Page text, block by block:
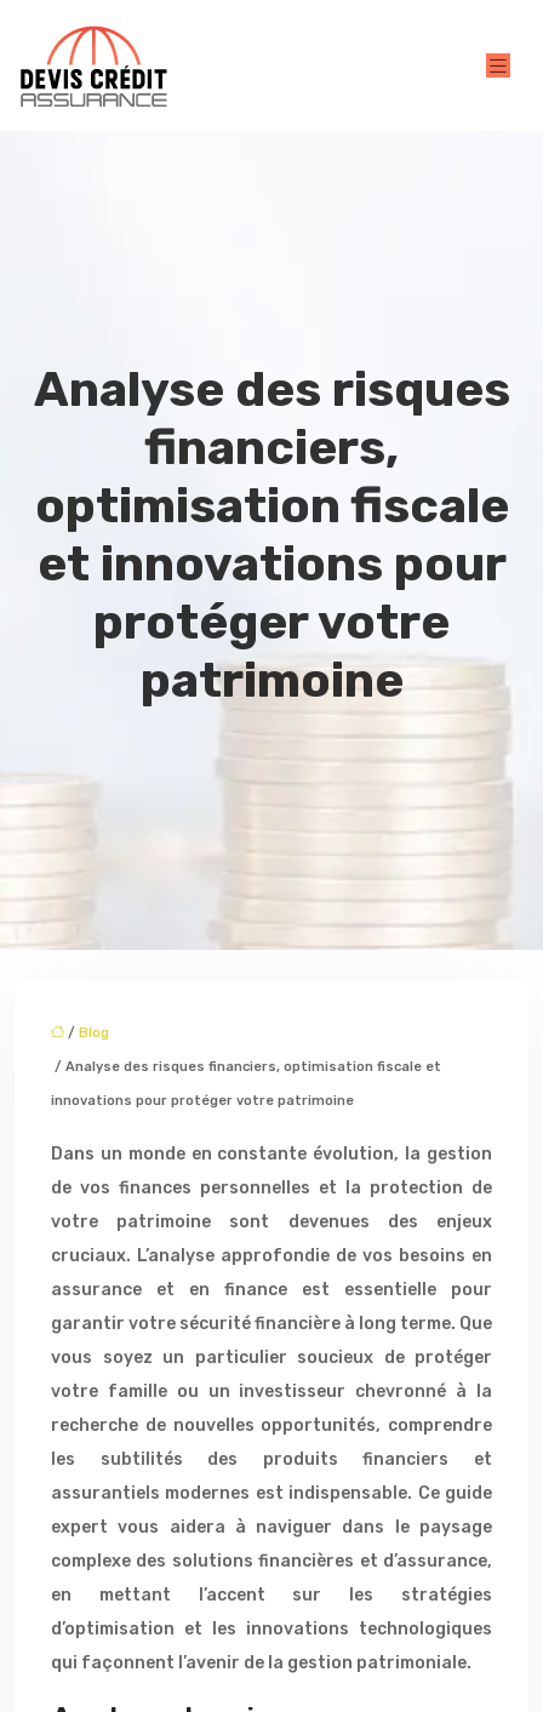
Analyse des risques
financiers,
optimisation fiscale
et innovations pour
protéger votre
patrimoine
/ Blog
/ Analyse des risques financiers, optimisation fiscale et
innovations pour protéger votre patrimoine
Dans un monde en constante évolution, la gestion
de vos finances personnelles et la protection de
votre patrimoine sont devenues des enjeux
cruciaux. L’analyse approfondie de vos besoins en
assurance et en finance est essentielle pour
garantir votre sécurité financière à long terme. Que
vous soyez un particulier soucieux de protéger
votre famille ou un investisseur chevronné à la
recherche de nouvelles opportunités, comprendre
les subtilités des produits financiers et
assurantiels modernes est indispensable. Ce guide
expert vous aidera à naviguer dans le paysage
complexe des solutions financières et d’assurance,
en mettant l’accent sur les stratégies
d’optimisation et les innovations technologiques
qui façonnent l’avenir de la gestion patrimoniale.